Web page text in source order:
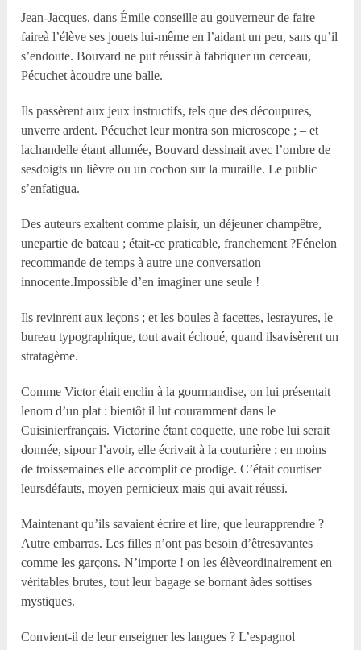
Jean-Jacques, dans Émile conseille au gouverneur de faire
faireà l’élève ses jouets lui-même en l’aidant un peu, sans qu’il
s’endoute. Bouvard ne put réussir à fabriquer un cerceau,
Pécuchet àcoudre une balle.
Ils passèrent aux jeux instructifs, tels que des découpures,
unverre ardent. Pécuchet leur montra son microscope ; – et
lachandelle étant allumée, Bouvard dessinait avec l’ombre de
sesdoigts un lièvre ou un cochon sur la muraille. Le public
s’enfatigua.
Des auteurs exaltent comme plaisir, un déjeuner champêtre,
unepartie de bateau ; était-ce praticable, franchement ?Fénelon
recommande de temps à autre une conversation
innocente.Impossible d’en imaginer une seule !
Ils revinrent aux leçons ; et les boules à facettes, lesrayures, le
bureau typographique, tout avait échoué, quand ilsavisèrent un
stratagème.
Comme Victor était enclin à la gourmandise, on lui présentait
lenom d’un plat : bientôt il lut couramment dans le
Cuisinierfrançais. Victorine étant coquette, une robe lui serait
donnée, sipour l’avoir, elle écrivait à la couturière : en moins
de troissemaines elle accomplit ce prodige. C’était courtiser
leursdéfauts, moyen pernicieux mais qui avait réussi.
Maintenant qu’ils savaient écrire et lire, que leurapprendre ?
Autre embarras. Les filles n’ont pas besoin d’êtresavantes
comme les garçons. N’importe ! on les élèveordinairement en
véritables brutes, tout leur bagage se bornant àdes sottises
mystiques.
Convient-il de leur enseigner les langues ? L’espagnol